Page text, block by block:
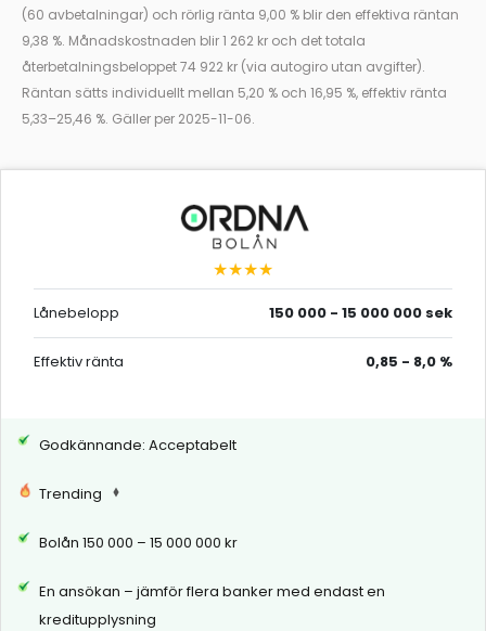
(60 avbetalningar) och rörlig ränta 9,00 % blir den effektiva räntan
9,38 %. Månadskostnaden blir 1 262 kr och det totala
återbetalningsbeloppet 74 922 kr (via autogiro utan avgifter).
Räntan sätts individuellt mellan 5,20 % och 16,95 %, effektiv ränta
5,33–25,46 %. Gäller per 2025-11-06.
★★★★
Lånebelopp 150 000 - 15 000 000 sek
Effektiv ränta 0,85 - 8,0 %
Godkännande: Acceptabelt
Trending
Bolån 150 000 – 15 000 000 kr
En ansökan – jämför flera banker med endast en
kreditupplysning